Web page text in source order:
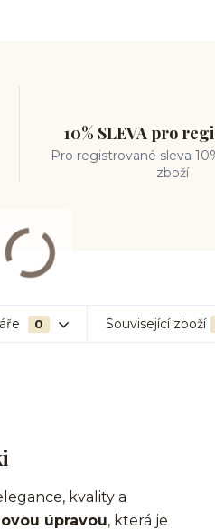
10% SLEVA pro
Pro registrované sleva
zboží
0 Související zboží
kvality a
úpravou, která je